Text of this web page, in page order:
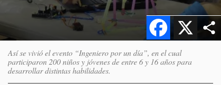
X
Facebook
Así se vivió el evento “Ingeniero por un día”, en el cual
participaron 200 niños y jóvenes de entre 6 y 16 años para
desarrollar distintas habilidades.